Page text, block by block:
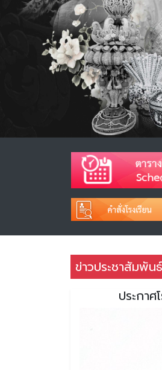
ข่าวประชาสัมพันธ์
ประกา